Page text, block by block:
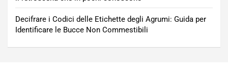
Decifrare i Codici delle Etichette degli Agrumi: Guida per
Identificare le Bucce Non Commestibili